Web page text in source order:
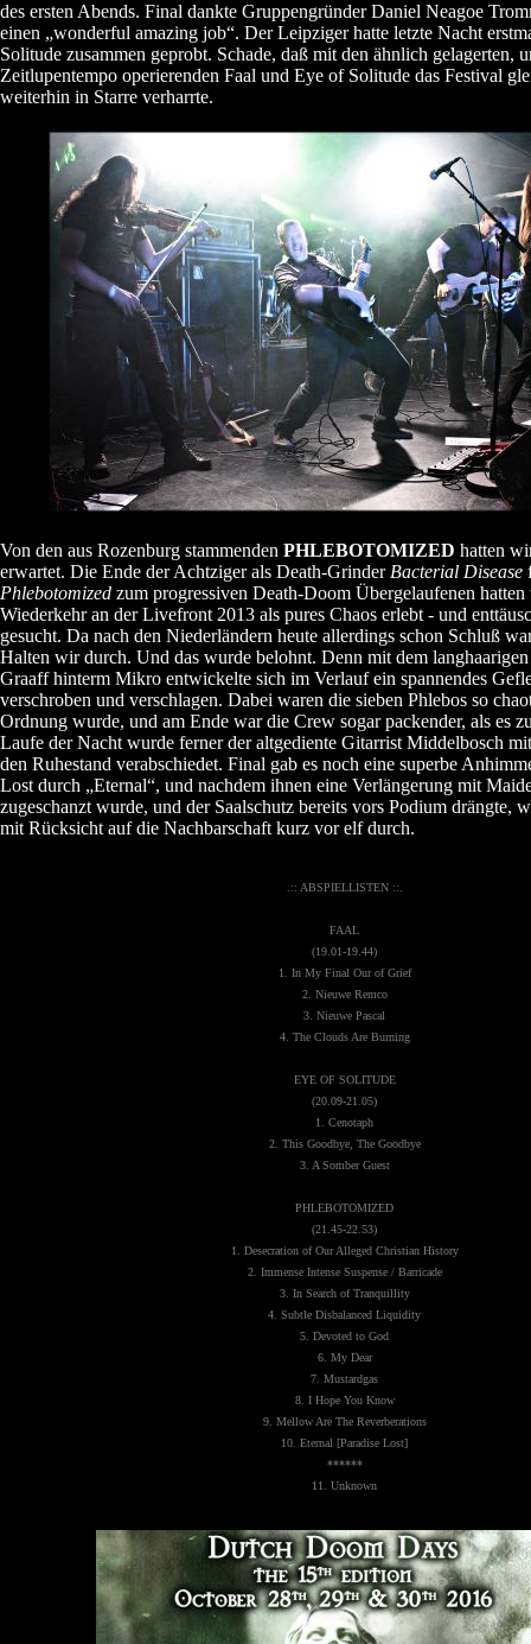
des ersten Abends. Final dankte Gruppengründer Daniel Neagoe
einen „wonderful amazing job“. Der Leipziger hatte letzte Nacht
Solitude zusammen geprobt. Schade, daß mit den ähnlich gelagerten,
Zeitlupentempo operierenden Faal und Eye of Solitude das Festival
weiterhin in Starre verharrte.
Von den aus Rozenburg stammenden PHLEBOTOMIZED hatten
erwartet. Die Ende der Achtziger als Death-Grinder Bacterial Disease
Phlebotomized zum progressiven Death-Doom Übergelaufenen
Wiederkehr an der Livefront 2013 als pures Chaos erlebt - und
gesucht. Da nach den Niederländern heute allerdings schon Schluß
Halten wir durch. Und das wurde belohnt. Denn mit dem
Graaff hinterm Mikro entwickelte sich im Verlauf ein spannendes
verschroben und verschlagen. Dabei waren die sieben Phlebos so
Ordnung wurde, und am Ende war die Crew sogar packender, als es
Laufe der Nacht wurde ferner der altgediente Gitarrist Middelbosch
den Ruhestand verabschiedet. Final gab es noch eine superbe
Lost durch „Eternal“, und nachdem ihnen eine Verlängerung mit
zugeschanzt wurde, und der Saalschutz bereits vors Podium drängte,
mit Rücksicht auf die Nachbarschaft kurz vor elf durch.
.:: ABSPIELLISTEN ::.
FAAL
(19.01-19.44)
1. In My Final Our of Grief
2. Nieuwe Remco
3. Nieuwe Pascal
4. The Clouds Are Burning
EYE OF SOLITUDE
(20.09-21.05)
1. Cenotaph
2. This Goodbye, The Goodbye
3. A Somber Guest
PHLEBOTOMIZED
(21.45-22.53)
1. Desecration of Our Alleged Christian History
2. Immense Intense Suspense / Barricade
3. In Search of Tranquillity
4. Subtle Disbalanced Liquidity
5. Devoted to God
6. My Dear
7. Mustardgas
8. I Hope You Know
9. Mellow Are The Reverberations
10. Eternal [Paradise Lost]
******
11. Unknown